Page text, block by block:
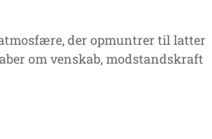
der opmuntrer til latter
om venskab, modstandskraft